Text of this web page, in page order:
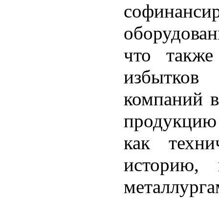
что
избытков
компаний
как